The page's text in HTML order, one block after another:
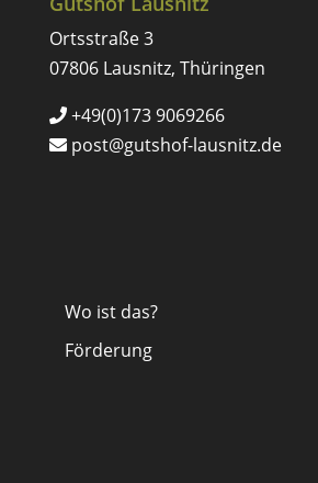
Ortsstraße 3
07806 Lausnitz, Thüringen
+49(0)173 9069266
post@gutshof-lausnitz.de
Wo ist das?
Förderung